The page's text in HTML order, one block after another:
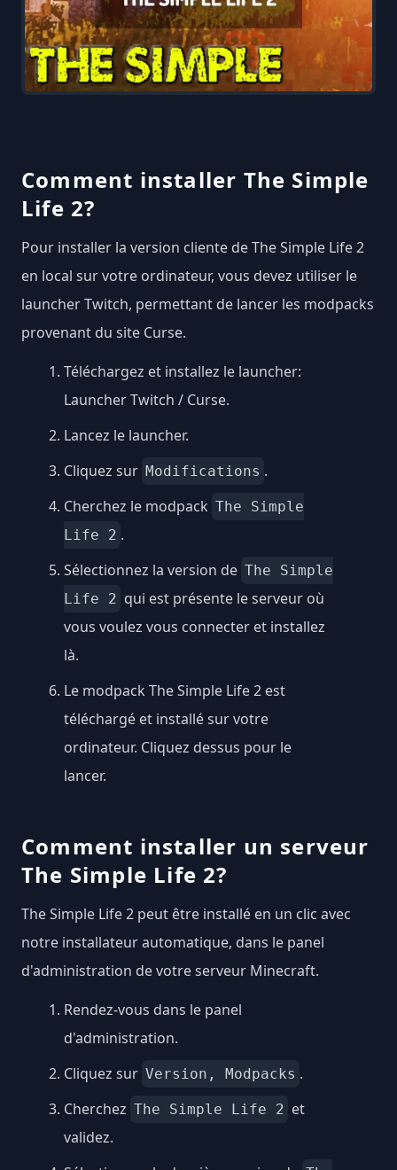
Comment installer The Simple
Life 2?
Pour installer la version cliente de The Simple Life 2
en local sur votre ordinateur, vous devez utiliser le
launcher Twitch, permettant de lancer les modpacks
provenant du site Curse.
Téléchargez et installez le launcher:
Launcher Twitch / Curse.
Lancez le launcher.
Cliquez sur Modifications .
Cherchez le modpack The Simple
Life 2 .
Sélectionnez la version de The Simple
Life 2 qui est présente le serveur où
vous voulez vous connecter et installez
là.
Le modpack The Simple Life 2 est
téléchargé et installé sur votre
ordinateur. Cliquez dessus pour le
lancer.
Comment installer un serveur
The Simple Life 2?
The Simple Life 2 peut être installé en un clic avec
notre installateur automatique, dans le panel
d'administration de votre serveur Minecraft.
Rendez-vous dans le panel
d'administration.
Cliquez sur Version, Modpacks .
Cherchez The Simple Life 2 et
validez.